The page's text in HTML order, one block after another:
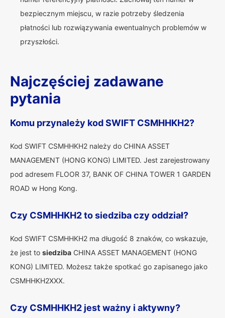
bezpiecznym miejscu, w razie potrzeby śledzenia
płatności lub rozwiązywania ewentualnych problemów w
przyszłości.
Najczęściej zadawane
pytania
Komu przynależy kod SWIFT CSMHHKH2?
Kod SWIFT CSMHHKH2 należy do CHINA ASSET
MANAGEMENT (HONG KONG) LIMITED. Jest zarejestrowany
pod adresem FLOOR 37, BANK OF CHINA TOWER 1 GARDEN
ROAD w Hong Kong.
Czy CSMHHKH2 to siedziba czy oddział?
Kod SWIFT CSMHHKH2 ma długość 8 znaków, co wskazuje,
że jest to siedziba CHINA ASSET MANAGEMENT (HONG
KONG) LIMITED. Możesz także spotkać go zapisanego jako
CSMHHKH2XXX.
Czy CSMHHKH2 jest ważny i aktywny?